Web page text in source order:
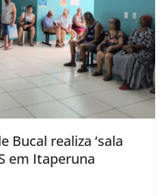
Bucal realiza ‘sala
em Itaperuna